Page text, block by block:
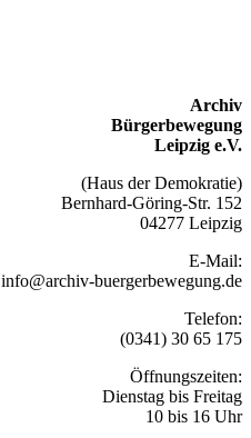
Archiv
Bürgerbewegung
Leipzig e.V.
(Haus der Demokratie)
Bernhard-Göring-Str. 152
04277 Leipzig
E-Mail:
info@archiv-buergerbewegung.de
Telefon:
(0341) 30 65 175
Öffnungszeiten:
Dienstag bis Freitag
10 bis 16 Uhr